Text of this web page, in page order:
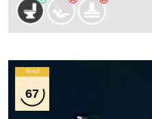
Wind
67